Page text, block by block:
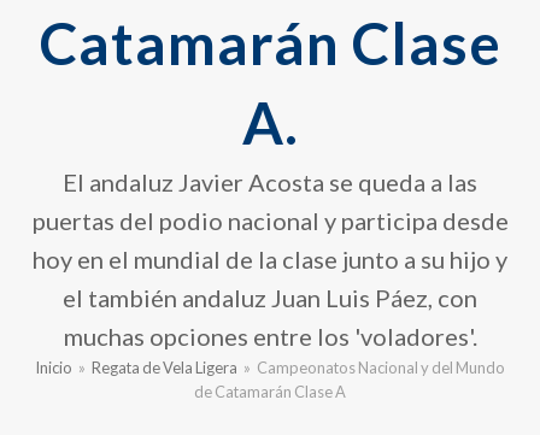
Catamarán Clase
A.
El andaluz Javier Acosta se queda a las
puertas del podio nacional y participa desde
hoy en el mundial de la clase junto a su hijo y
el también andaluz Juan Luis Páez, con
muchas opciones entre los 'voladores'.
Inicio » Regata de Vela Ligera » Campeonatos Nacional y del Mundo
de Catamarán Clase A